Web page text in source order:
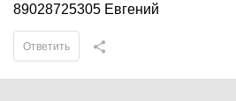
89028725305 Евгений
Ответить